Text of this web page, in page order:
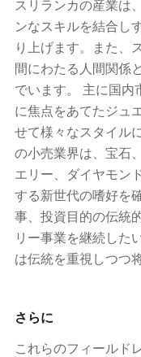
スリランカの産業は
ンなスキルを結合し
り上げます。また、
間にわたる人間関係
でいます。 主に国内
に焦点をあてたジュ
せて様々なスタイル
の小売業界は、宝石
エリー、ダイヤモン
する新世代の嗜好を
事、投資目的の伝統
リー事業を継続した
は伝統を重視しつつ
さらに
これらのフィールド